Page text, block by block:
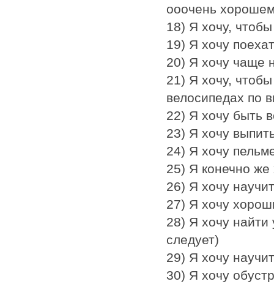
ооочень
18) Я хочу,
19) Я хочу
20) Я хочу чаще
21) Я хочу,
велосипедах по
22) Я хочу быть
23) Я хочу
24) Я хочу
25) Я конечно
26) Я хочу
27) Я хочу
28) Я хочу найти
следует)
29) Я хочу
30) Я хочу